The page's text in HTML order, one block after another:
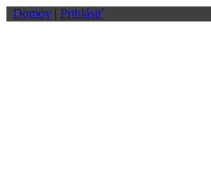
Domov | Prihlásiť